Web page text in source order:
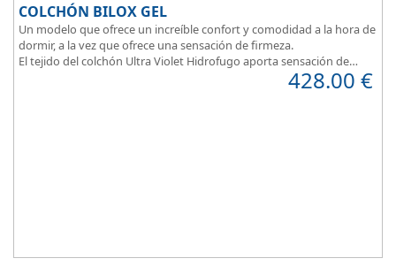
COLCHÓN BILOX GEL
Un modelo que ofrece un increíble confort y comodidad a la hora de
dormir, a la vez que ofrece una sensación de firmeza.
El tejido del colchón Ultra Violet Hidrofugo aporta sensación de
Sus capas de ViscoEnergy facilitan la relajación muscular y evita los
428.00 €